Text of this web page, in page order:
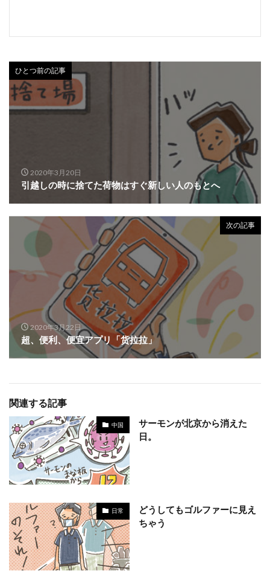
ひとつ前の記事
2020年3月20日
引越しの時に捨てた荷物はすぐ新しい人のもとへ
次の記事
2020年3月22日
超、便利、便宜アプリ「货拉拉」
関連する記事
中国
サーモンが北京から消えた
日。
日常
どうしてもゴルファーに見え
ちゃう